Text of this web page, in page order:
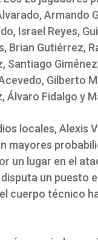
Armando
Israel Reyes,
Brian Gutiérrez,
Santiago
Gilberto
Álvaro Fidalgo y
locales, Alexis
mayores
un lugar en el
un puesto
cuerpo técnico